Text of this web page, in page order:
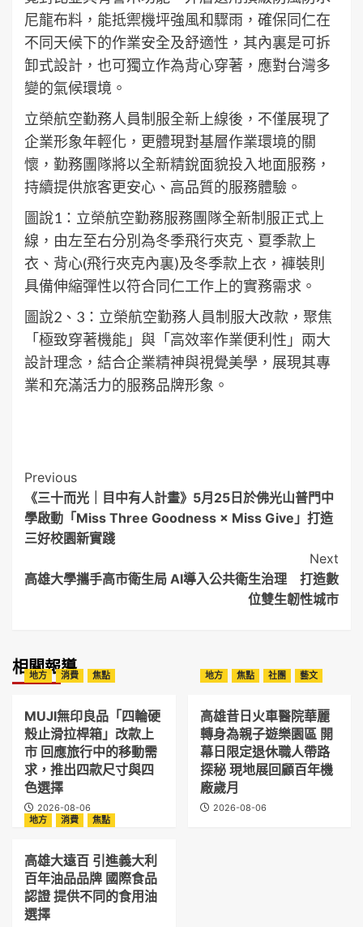
尼龍布料，能抵禦機坪強風和驟雨，確保同仁在
不同天候下的作業安全及舒適性，其內裏是可拆
卸式設計，也可獨立作為背心穿著，應對台灣多
變的氣候環境。
立榮航空勤務人員制服全新上線後，不僅展現了
企業形象年輕化，更體現對基層作業環境的關
懷，勤務團隊將以全新精銳面貌投入地面服務，
持續提供旅客更安心、高品質的服務體驗。
圖說1：立榮航空勤務服務團隊全新制服正式上
線，由左至右分別為冬季飛行夾克、夏季款上
衣、背心(飛行夾克內裏)及冬季款上衣，褲裝則
具備伸縮彈性以符合同仁工作上的實務需求。
圖說2、3：立榮航空勤務人員制服大改款，聚焦
「極致穿著機能」與「高效率作業便利性」兩大
設計理念，結合企業精神與視覺美學，展現其專
業和充滿活力的服務品牌形象。
Post
Navigation
Previous
《三十而光｜目中有人計畫》5月25日於佛光山普門中
學啟動「Miss Three Goodness × Miss Give」打造
三好校園新實踐
Next
高雄大學攜手高市衛生局 AI導入公共衛生治理 打造數
位雙生韌性城市
相關報導
地方 消費 焦點
MUJI無印良品「四輪硬
殼止滑拉桿箱」改款上
市 回應旅行中的移動需
求，推出四款尺寸與四
色選擇
2026-08-06
地方 焦點 社團 藝文
高雄昔日火車醫院華麗
轉身為親子遊樂園區 開
幕日限定退休職人帶路
探秘 現地展回顧百年機
廠歲月
2026-08-06
地方
消費 焦點
高雄大遠百 引進義大利
百年油品品牌 國際食品
認證 提供不同的食用油
選擇